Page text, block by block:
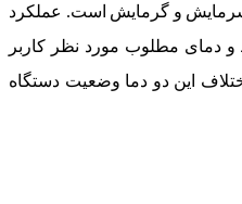
و گرمایش است. عملکرد
دمای مطلوب مورد نظر کاربر
این دو دما وضعیت دستگاه